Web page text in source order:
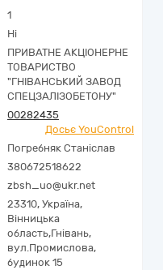
1
Ні
ПРИВАТНЕ АКЦІОНЕРНЕ
ТОВАРИСТВО
"ГНІВАНСЬКИЙ ЗАВОД
СПЕЦЗАЛІЗОБЕТОНУ"
00282435
Досьє YouControl
Погребняк Станіслав
380672518622
zbsh_uo@ukr.net
23310, Україна,
Вінницька
область,Гнівань,
вул.Промислова,
будинок 15